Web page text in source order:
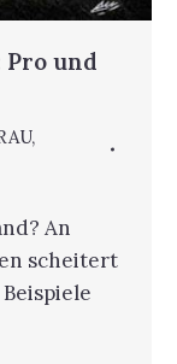
und
,
An
scheitert